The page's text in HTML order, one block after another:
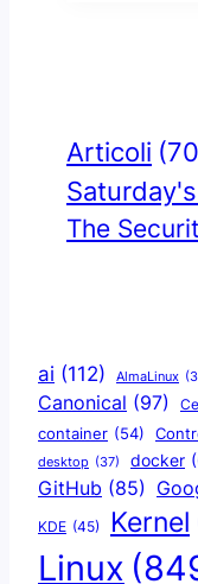
Articoli
The
ai (112) AlmaLinux
Canonical (97)
container (54)
desktop (37) docker
GitHub (85)
KDE (45) Kernel
Linux